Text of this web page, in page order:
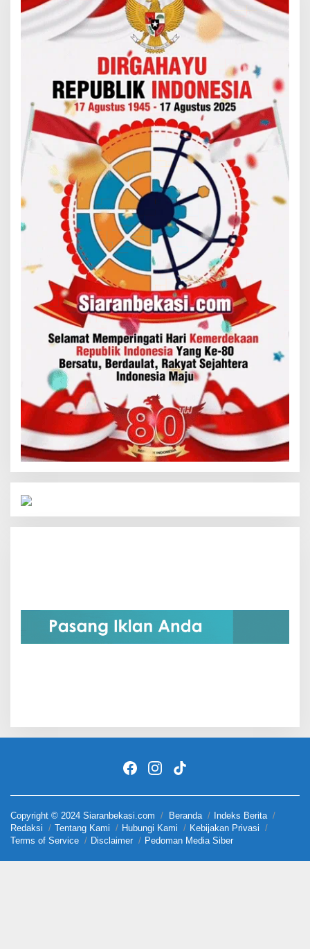
Copyright © 2024 Siaranbekasi.com Beranda
Indeks Berita
Redaksi
Tentang Kami Hubungi Kami
Kebijakan Privasi
Terms of Service
Disclaimer Pedoman Media Siber